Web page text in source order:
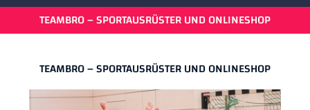
TEAMBRO – SPORTAUSRÜSTER UND ONLINESHOP
TEAMBRO – SPORTAUSRÜSTER UND ONLINESHOP